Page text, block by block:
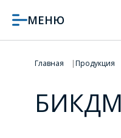
МЕНЮ
Главная Продукция